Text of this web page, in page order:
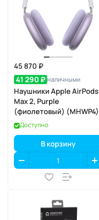
45 870 ₽
41 290 ₽ наличными
Наушники Apple AirPods
Max 2, Purple
(фиолетовый) (MHWP4)
Доступно
В корзину